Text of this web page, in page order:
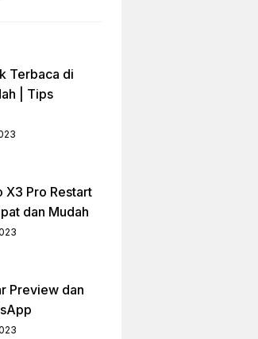
Terbaca di
| Tips
X3 Pro Restart
dan Mudah
Preview dan